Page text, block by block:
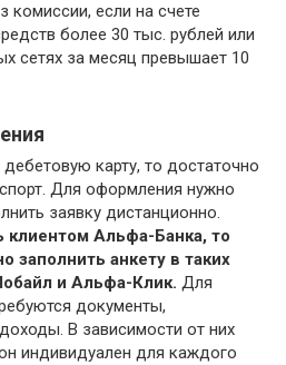
если на счете
более 30 тыс. рублей или
сетях за месяц превышает 10
карту, то достаточно
Для оформления нужно
заявку дистанционно.
клиентом Альфа-Банка, то
заполнить анкету в таких
и Альфа-Клик. Для
документы,
В зависимости от них
индивидуален для каждого